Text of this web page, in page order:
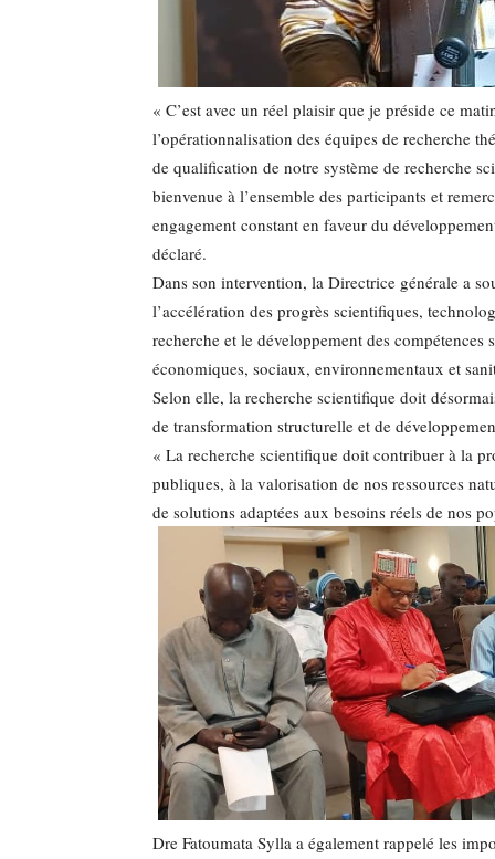
« C’est avec un réel plaisir que je préside ce
l’opérationnalisation des équipes de recherche
de qualification de notre système de recherche
bienvenue à l’ensemble des participants et
engagement constant en faveur du
déclaré.
Dans son intervention, la Directrice générale a
l’accélération des progrès scientifiques,
recherche et le développement des
économiques, sociaux, environnementaux et
Selon elle, la recherche scientifique doit
de transformation structurelle et de
« La recherche scientifique doit contribuer à la
publiques, à la valorisation de nos ressources
de solutions adaptées aux besoins réels de nos
Dre Fatoumata Sylla a également rappelé les